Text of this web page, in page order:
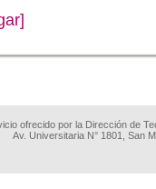
ofrecido por la Dirección de
Av. Universitaria N° 1801, San